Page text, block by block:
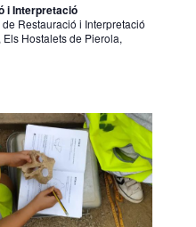
i Interpretació
Restauració i Interpretació
Hostalets de Pierola,